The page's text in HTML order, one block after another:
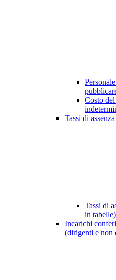
Costo
Tassi di assenza
Tassi di
in tabelle)
Incarichi
(dirigenti e non